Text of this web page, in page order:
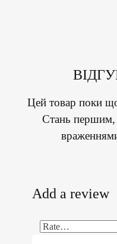
Цей товар поки
Стань першим,
Add a review